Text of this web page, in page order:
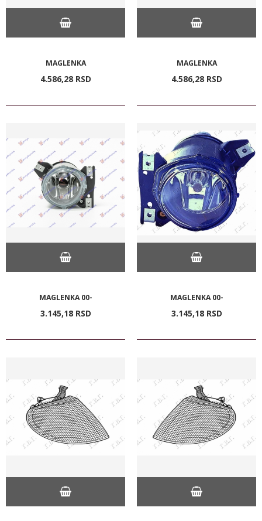
MAGLENKA
4.586,28 RSD
MAGLENKA
4.586,28 RSD
MAGLENKA 00-
3.145,18 RSD
MAGLENKA 00-
3.145,18 RSD